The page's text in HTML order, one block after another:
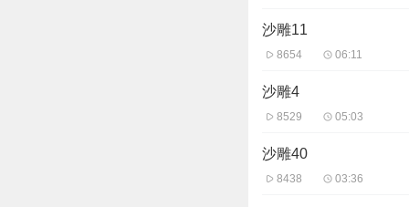
沙雕11
8654 06:11
沙雕4
8529 05:03
沙雕40
8438 03:36